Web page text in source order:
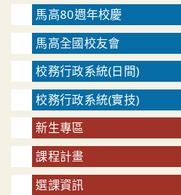
馬高80週年校慶
馬高全國校友會
校務行政系統(日間)
校務行政系統(實技)
新生專區
課程計畫
選課資訊